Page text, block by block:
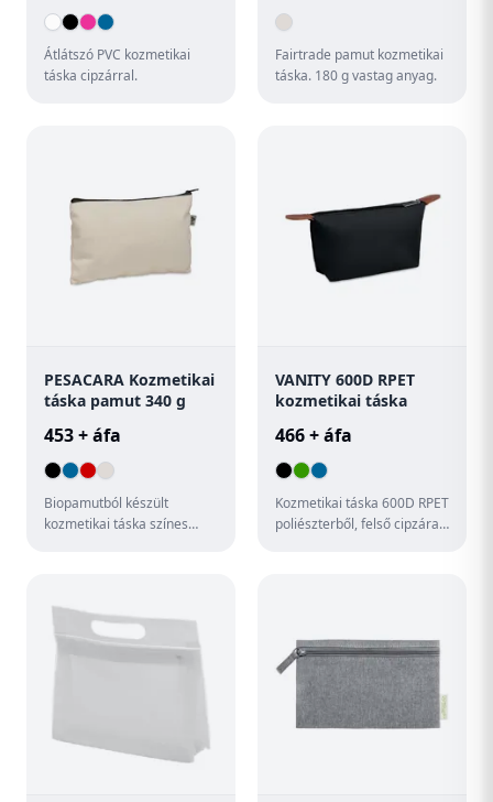
Átlátszó PVC kozmetikai
táska cipzárral.
Fairtrade pamut kozmetikai
táska. 180 g vastag anyag.
PESACARA Kozmetikai
táska pamut 340 g
453 + áfa
Biopamutból készült
kozmetikai táska színes
VANITY 600D RPET
kozmetikai táska
466 + áfa
Kozmetikai táska 600D RPET
poliészterből, felső cipzáras